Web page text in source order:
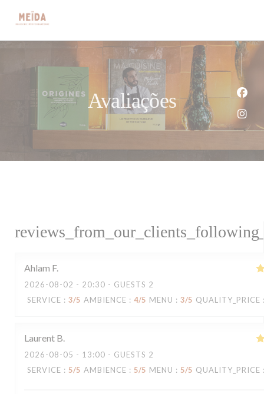
Avaliações
Ahlam F
2026-08-02 - 20:30 - GUESTS 2
SERVICE : 3/5 AMBIENCE : 4/5 MENU : 3/5 QUALITY_PRICE
Laurent B
2026-08-05 - 13:00 - GUESTS 2
SERVICE : 5/5 AMBIENCE : 5/5 MENU : 5/5 QUALITY_PRICE